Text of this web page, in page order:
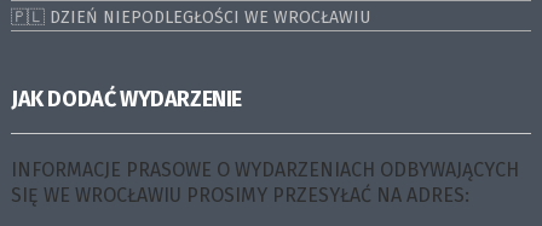
🇵🇱 DZIEŃ NIEPODLEGŁOŚCI WE WROCŁAWIU
JAK DODAĆ WYDARZENIE
INFORMACJE PRASOWE O WYDARZENIACH ODBYWAJĄCYCH
SIĘ WE WROCŁAWIU PROSIMY PRZESYŁAĆ NA ADRES: